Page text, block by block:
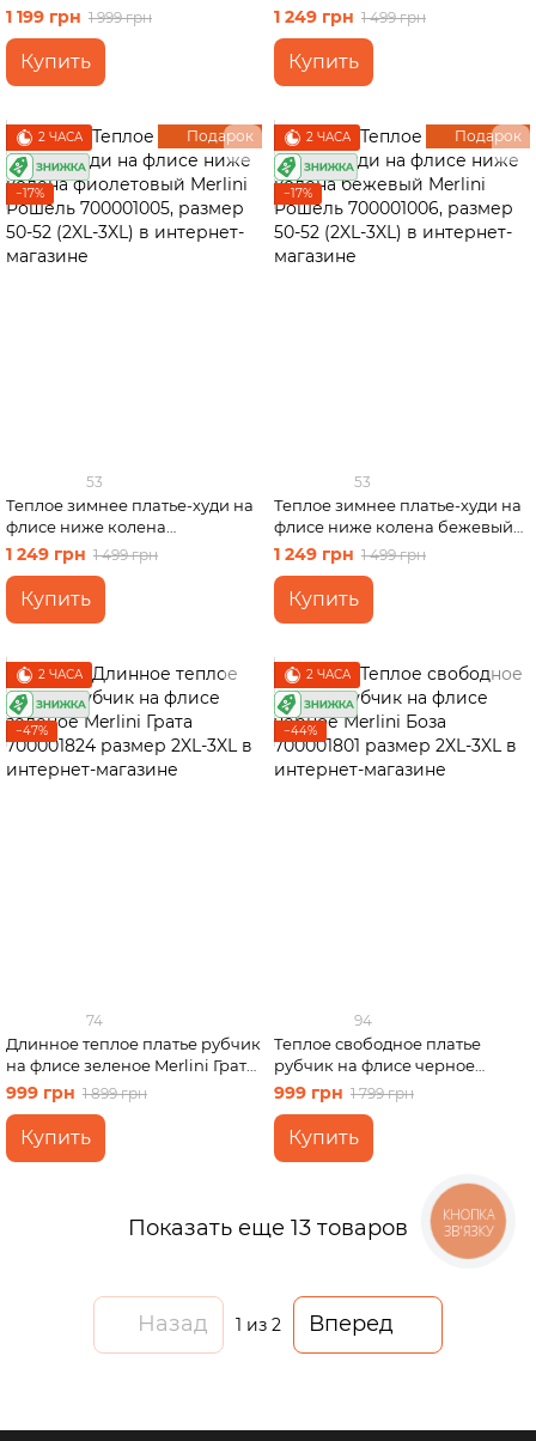
700001782 размер 2XL-3XL
1 199 грн 1 999 грн
Купить
Merlini Рошель 700001001,
размер 50-52 (2XL-3XL)
1 249 грн 1 499 грн
Купить
Подарок
2 ЧАСА
−17%
53
Теплое зимнее платье-худи на
флисе ниже колена
фиолетовый Merlini Рошель
700001005, размер 50-52 (2XL-
3XL)
1 249 грн 1 499 грн
Купить
Подарок
2 ЧАСА
−17%
53
Теплое зимнее платье-худи на
флисе ниже колена бежевый
Merlini Рошель 700001006,
размер 50-52 (2XL-3XL)
1 249 грн 1 499 грн
Купить
2 ЧАСА
−47%
74
Длинное теплое платье рубчик
на флисе зеленое Merlini Грата
700001824 размер 2XL-3XL
999 грн 1 899 грн
Купить
2 ЧАСА
−44%
94
Теплое свободное платье
рубчик на флисе черное
Merlini Боза 700001801 размер
2XL-3XL
999 грн 1 799 грн
Купить
Показать еще 13 товаров
Назад 1 из 2 Вперед
КНОПКА
ЗВ'ЯЗКУ